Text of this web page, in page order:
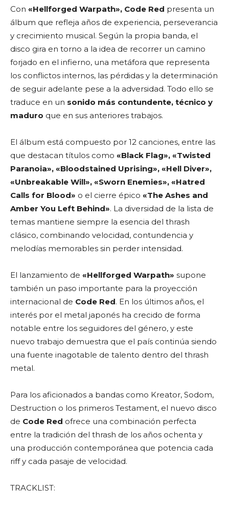
Con «Hellforged Warpath», Code Red presenta un
álbum que refleja años de experiencia, perseverancia
y crecimiento musical. Según la propia banda, el
disco gira en torno a la idea de recorrer un camino
forjado en el infierno, una metáfora que representa
los conflictos internos, las pérdidas y la determinación
de seguir adelante pese a la adversidad. Todo ello se
traduce en un sonido más contundente, técnico y
maduro que en sus anteriores trabajos.
El álbum está compuesto por 12 canciones, entre las
que destacan títulos como «Black Flag», «Twisted
Paranoia», «Bloodstained Uprising», «Hell Diver»,
«Unbreakable Will», «Sworn Enemies», «Hatred
Calls for Blood» o el cierre épico «The Ashes and
Amber You Left Behind». La diversidad de la lista de
temas mantiene siempre la esencia del thrash
clásico, combinando velocidad, contundencia y
melodías memorables sin perder intensidad.
El lanzamiento de «Hellforged Warpath» supone
también un paso importante para la proyección
internacional de Code Red. En los últimos años, el
interés por el metal japonés ha crecido de forma
notable entre los seguidores del género, y este
nuevo trabajo demuestra que el país continúa siendo
una fuente inagotable de talento dentro del thrash
metal.
Para los aficionados a bandas como Kreator, Sodom,
Destruction o los primeros Testament, el nuevo disco
de Code Red ofrece una combinación perfecta
entre la tradición del thrash de los años ochenta y
una producción contemporánea que potencia cada
riff y cada pasaje de velocidad.
TRACKLIST: